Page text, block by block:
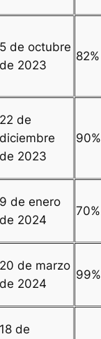
5 de octubre
de 2023
82%
22 de
diciembre
de 2023
90%
9 de enero
de 2024
70%
20 de marzo
de 2024
99%
18 de